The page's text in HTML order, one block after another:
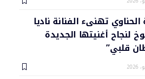
الحناوي تهنىء الفنانة ناديا
لنجاح أغنيتها الجديدة
قلبي”